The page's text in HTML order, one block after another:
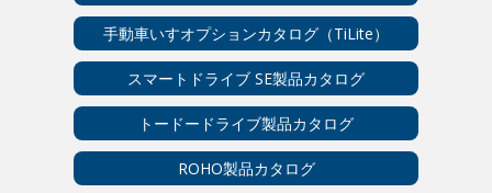
手動車いすオプションカタログ（TiLite）
スマートドライブ SE製品カタログ
トードードライブ製品カタログ
ROHO製品カタログ